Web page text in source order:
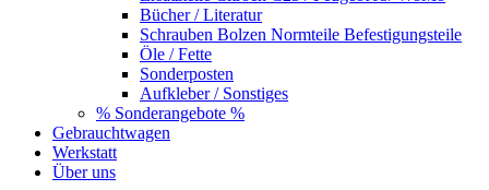
Bücher / Literatur
Schrauben Bolzen Normteile Befestigungsteile
Öle / Fette
Sonderposten
Aufkleber / Sonstiges
% Sonderangebote %
Gebrauchtwagen
Werkstatt
Über uns